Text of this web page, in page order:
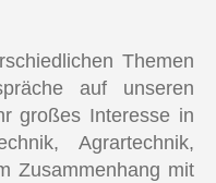
Themen
auf unseren
großes Interesse in
Agrartechnik,
Zusammenhang mit